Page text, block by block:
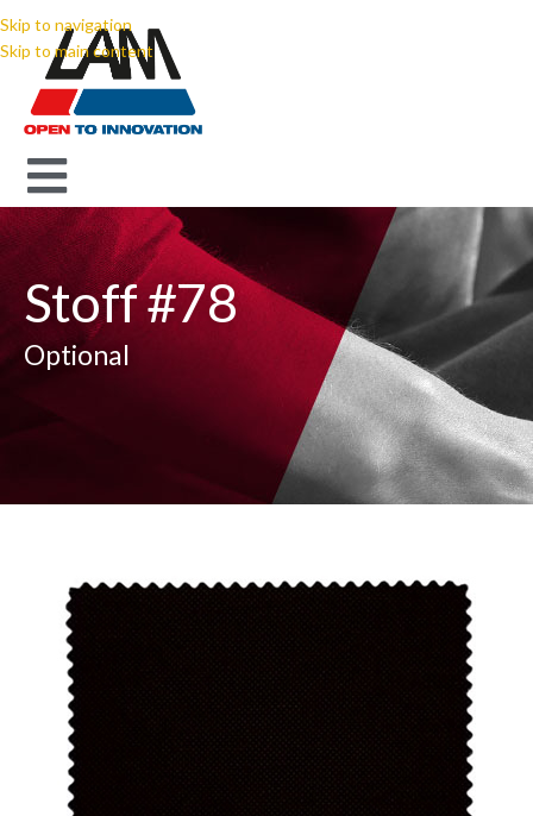
Skip to navigation
Skip to main content
Stoff #78
Optional